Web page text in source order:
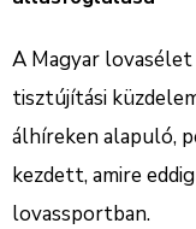
A Magyar lovasélet
tisztújítási
álhíreken alapuló,
kezdett, amire
lovassportban.